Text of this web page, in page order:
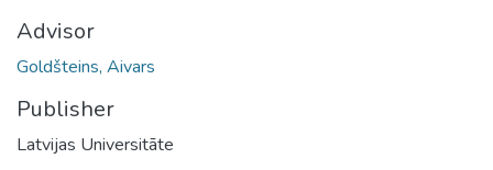
Advisor
Goldšteins, Aivars
Publisher
Latvijas Universitāte